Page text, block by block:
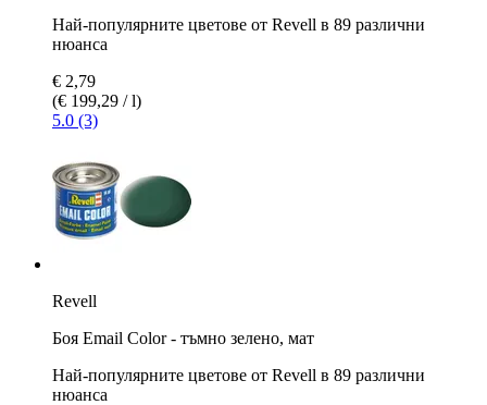
Най-популярните цветове от Revell в 89 различни
нюанса
€ 2,79
(€ 199,29 / l)
5.0 (3)
Revell
Боя Email Color - тъмно зелено, мат
Най-популярните цветове от Revell в 89 различни
нюанса